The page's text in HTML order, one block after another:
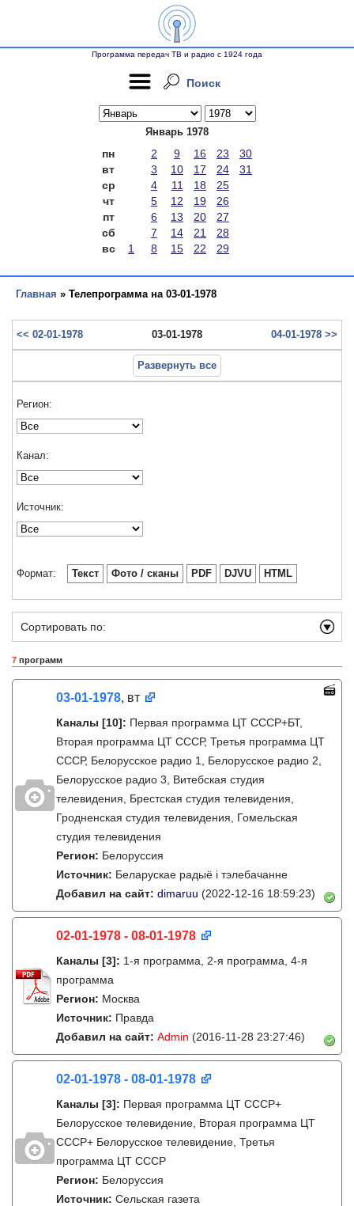
Программа передач ТВ и радио с 1924 года
Поиск
Январь 1978
пн 2 9 16 23
30
вт
3 10 17 24
31
ср
4 11 18
25
чт
5 12 19
26
пт
6 13 20
27
сб
7 14 21
28
вс
1 8 15 22 29
Главная » Телепрограмма на 03-01-1978
<< 02-01-1978 03-01-1978 04-01-1978 >>
Развернуть все
Регион:
Канал:
Источник:
Формат: Текст Фото / сканы PDF DJVU HTML
Сортировать по:
7 программ
03-01-1978, вт
Каналы [10]: Первая программа ЦТ СССР+БТ,
Вторая программа ЦТ СССР, Третья программа ЦТ
СССР, Белорусское радио 1, Белорусское радио 2,
Белорусское радио 3, Витебская студия
телевидения, Брестская студия телевидения,
Гродненская студия телевидения, Гомельская
студия телевидения
Регион: Белоруссия
Источник: Беларускае радыё і тэлебачанне
Добавил на сайт: dimaruu (2022-12-16 18:59:23)
02-01-1978 - 08-01-1978
Каналы [3]: 1-я программа, 2-я программа, 4-я
программа
Регион: Москва
Источник: Правда
Добавил на сайт: Admin (2016-11-28 23:27:46)
02-01-1978 - 08-01-1978
Каналы [3]: Первая программа ЦТ СССР+
Белорусское телевидение, Вторая программа ЦТ
СССР+ Белорусское телевидение, Третья
программа ЦТ СССР
Регион: Белоруссия
Источник: Сельская газета